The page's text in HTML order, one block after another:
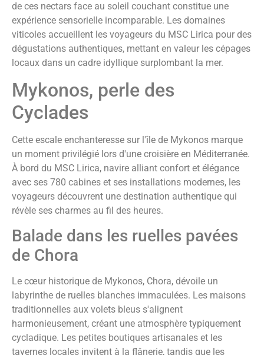
de ces nectars face au soleil couchant constitue une
expérience sensorielle incomparable. Les domaines
viticoles accueillent les voyageurs du MSC Lirica pour des
dégustations authentiques, mettant en valeur les cépages
locaux dans un cadre idyllique surplombant la mer.
Mykonos, perle des
Cyclades
Cette escale enchanteresse sur l'île de Mykonos marque
un moment privilégié lors d'une croisière en Méditerranée.
À bord du MSC Lirica, navire alliant confort et élégance
avec ses 780 cabines et ses installations modernes, les
voyageurs découvrent une destination authentique qui
révèle ses charmes au fil des heures.
Balade dans les ruelles pavées
de Chora
Le cœur historique de Mykonos, Chora, dévoile un
labyrinthe de ruelles blanches immaculées. Les maisons
traditionnelles aux volets bleus s'alignent
harmonieusement, créant une atmosphère typiquement
cycladique. Les petites boutiques artisanales et les
tavernes locales invitent à la flânerie, tandis que les